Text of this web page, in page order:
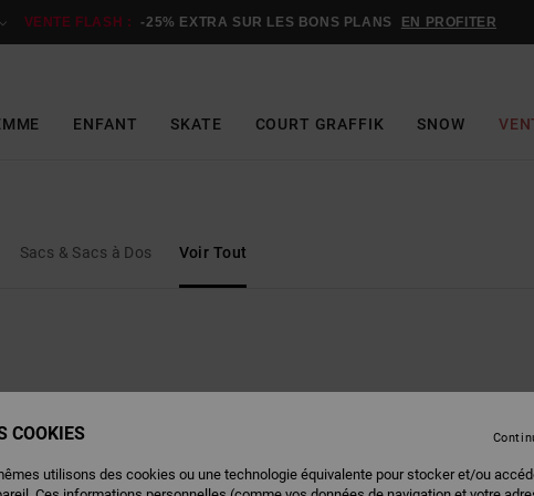
VENTE FLASH : -25% EXTRA SUR LES BONS PLANS EN PROFITER
ENFANT SKATE COURT GRAFFIK SNOW
Sacs & Sacs à Dos Voir Tout
COOKIES
utilisons des cookies ou une technologie équivalente pour stocker et/ou